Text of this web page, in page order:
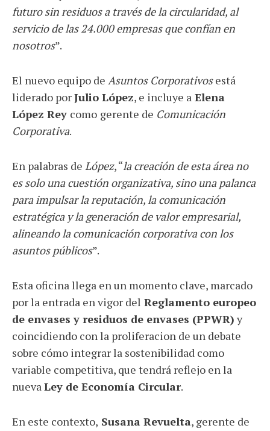
futuro sin residuos a través de la circularidad, al
servicio de las 24.000 empresas que confían en
nosotros”.
El nuevo equipo de Asuntos Corporativosestá
liderado porJulio López, e incluye a Elena
López Rey como gerente de Comunicación
Corporativa.
En palabras de López, “la creación de esta área no
es solo una cuestión organizativa, sino una palanca
para impulsar la reputación, la comunicación
estratégica y la generación de valor empresarial,
alineando la comunicación corporativa con los
asuntos públicos”.
Esta oficina llega en un momento clave, marcado
por la entrada en vigor del Reglamento europeo
de envases y residuos de envases (PPWR) y
coincidiendo con la proliferacion de un debate
sobre cómo integrar la sostenibilidad como
variable competitiva, que tendrá reflejo en la
nuevaLey de Economía Circular.
En este contexto, Susana Revuelta, gerente de